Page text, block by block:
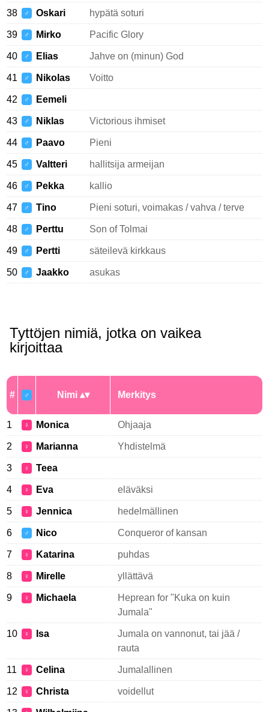
38 ♂ Oskari hypätä soturi
39 ♂ Mirko Pacific Glory
40 ♂ Elias Jahve on (minun) God
41 ♂ Nikolas Voitto
42 ♂ Eemeli
43 ♂ Niklas Victorious ihmiset
44 ♂ Paavo Pieni
45 ♂ Valtteri hallitsija armeijan
46 ♂ Pekka kallio
47 ♂ Tino Pieni soturi, voimakas / vahva / terve
48 ♂ Perttu Son of Tolmai
49 ♂ Pertti säteilevä kirkkaus
50 ♂ Jaakko asukas
Tyttöjen nimiä, jotka on vaikea
kirjoittaa
# ♂ Nimi Merkitys
1 ♀ Monica Ohjaaja
2 ♀ Marianna Yhdistelmä
3 ♀ Teea
4 ♀ Eva eläväksi
5 ♀ Jennica hedelmällinen
6 ♂ Nico Conqueror of kansan
7 ♀ Katarina puhdas
8 ♀ Mirelle yllättävä
9 ♀ Michaela
Heprean for "Kuka on kuin
Jumala"
10 ♀ Isa
Jumala on vannonut, tai jää /
rauta
11 ♀ Celina Jumalallinen
12 ♀ Christa voidellut